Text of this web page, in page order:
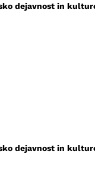
dejavnost in
dejavnost in